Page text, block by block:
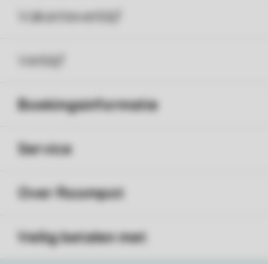
Vakantieverblijf
Verblijf
Boekingsinformatie
Service
Over Roompot
Veilig betalen met